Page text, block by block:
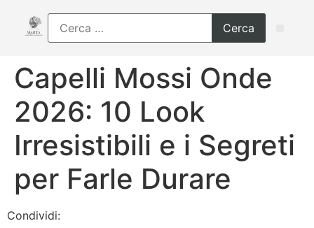
Capelli Mossi Onde
2026: 10 Look
Irresistibili e i Segreti
per Farle Durare
Condividi: